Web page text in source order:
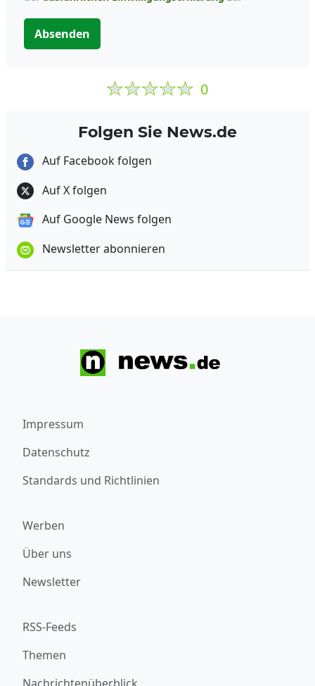
Absenden
0
Folgen Sie News.de
Auf Facebook folgen
Auf X folgen
Auf Google News folgen
Newsletter abonnieren
Impressum
Datenschutz
Standards und Richtlinien
Werben
Über uns
Newsletter
RSS-Feeds
Themen